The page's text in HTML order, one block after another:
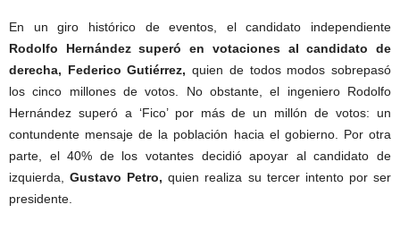
En un giro histórico de eventos, el candidato independiente
Rodolfo Hernández superó en votaciones al candidato de
derecha, Federico Gutiérrez, quien de todos modos sobrepasó
los cinco millones de votos. No obstante, el ingeniero Rodolfo
Hernández superó a ‘Fico’ por más de un millón de votos: un
contundente mensaje de la población hacia el gobierno. Por otra
parte, el 40% de los votantes decidió apoyar al candidato de
izquierda,Gustavo Petro, quien realiza su tercer intento por ser
presidente.